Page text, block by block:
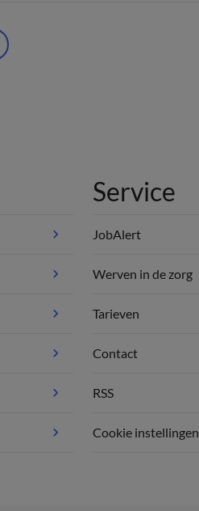
Service
JobAlert
Werven in de zorg
Tarieven
Contact
RSS
Cookie instellingen